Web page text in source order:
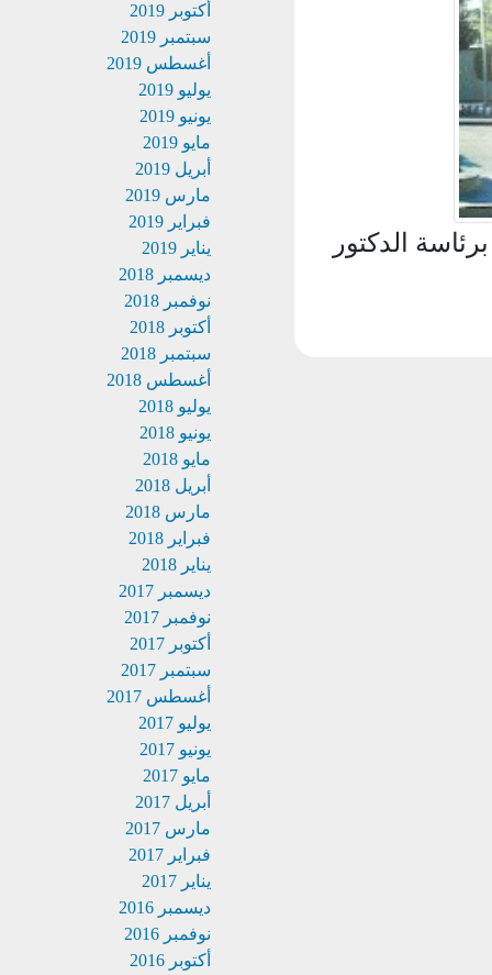
الدكتور
أكتوبر 2019
سبتمبر 2019
أغسطس 2019
يوليو 2019
يونيو 2019
مايو 2019
أبريل 2019
مارس 2019
فبراير 2019
يناير 2019
ديسمبر 2018
نوفمبر 2018
أكتوبر 2018
سبتمبر 2018
أغسطس 2018
يوليو 2018
يونيو 2018
مايو 2018
أبريل 2018
مارس 2018
فبراير 2018
يناير 2018
ديسمبر 2017
نوفمبر 2017
أكتوبر 2017
سبتمبر 2017
أغسطس 2017
يوليو 2017
يونيو 2017
مايو 2017
أبريل 2017
مارس 2017
فبراير 2017
يناير 2017
ديسمبر 2016
نوفمبر 2016
أكتوبر 2016